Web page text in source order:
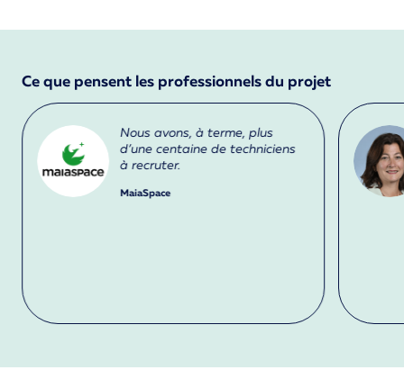
Ce que pensent les professionnels du projet
Nous avons, à terme, plus
d’une centaine de techniciens
à recruter.
MaiaSpace